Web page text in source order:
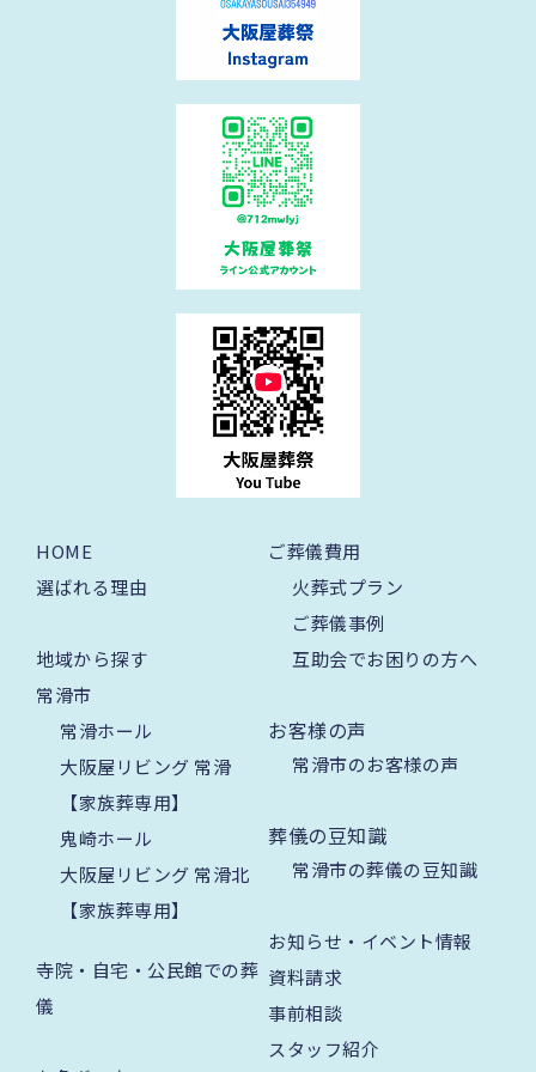
HOME
選ばれる理由
地域から探す
常滑市
常滑ホール
大阪屋リビング 常滑
【家族葬専用】
鬼崎ホール
大阪屋リビング 常滑北
【家族葬専用】
寺院・自宅・公民館での葬
儀
ご葬儀費用
火葬式プラン
ご葬儀事例
互助会でお困りの方へ
お客様の声
常滑市のお客様の声
葬儀の豆知識
常滑市の葬儀の豆知識
お知らせ・イベント情報
資料請求
事前相談
スタッフ紹介